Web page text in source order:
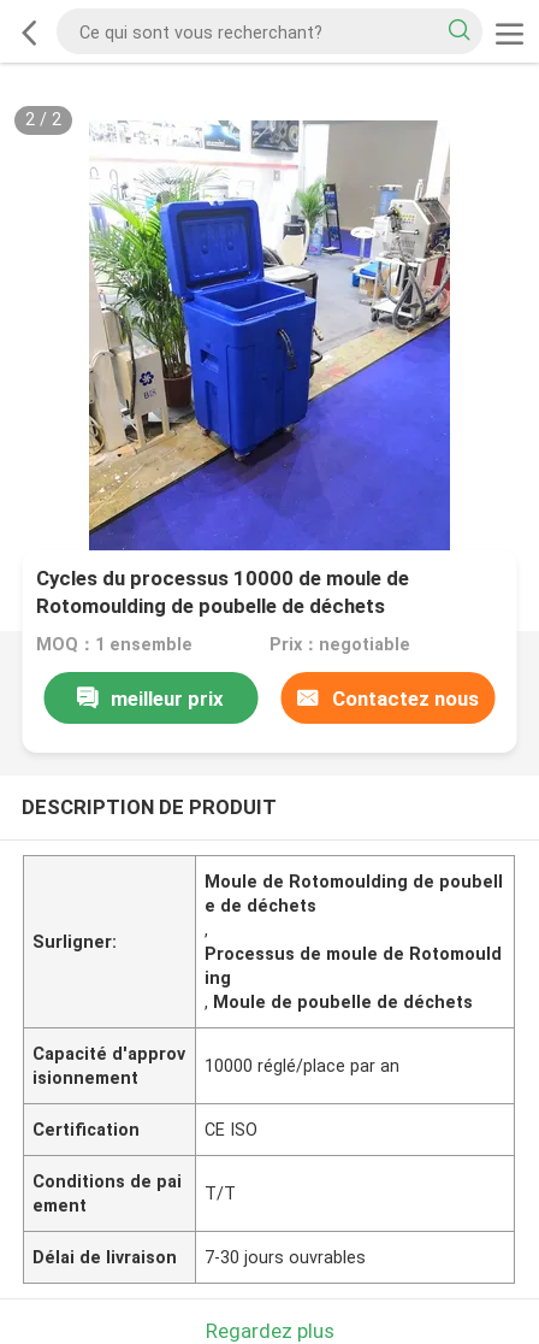
2/ 2
Cycles du processus 10000 de moule de
Rotomoulding de poubelle de déchets
MOQ：1 ensemble Prix：negotiable
meilleur prix Contactez nous
DESCRIPTION DE PRODUIT
Surligner:
Moule de Rotomoulding de poubell
e de déchets
,
Processus de moule de Rotomould
ing
, Moule de poubelle de déchets
Capacité d'approv
isionnement
10000 réglé/place par an
Certification CE ISO
Conditions de pai
ement
T/T
Délai de livraison 7-30 jours ouvrables
Regardez plus